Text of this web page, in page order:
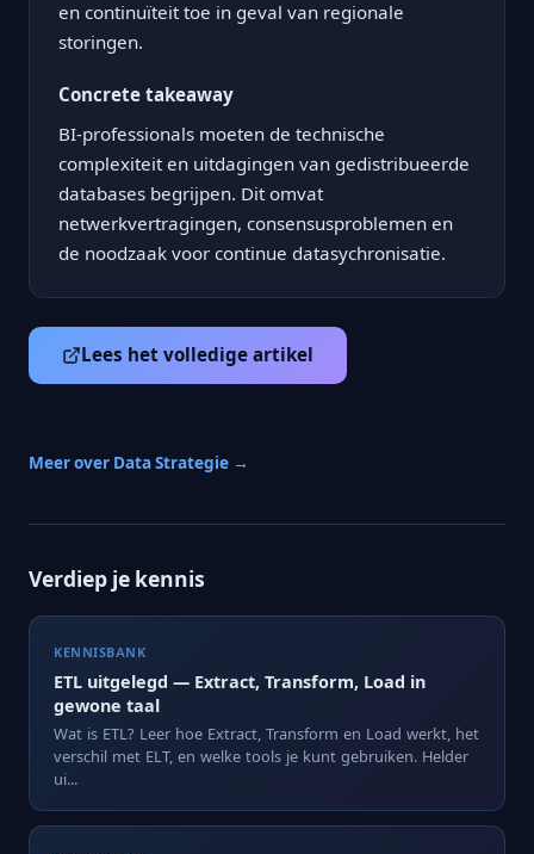
en continuïteit toe in geval van regionale
storingen.
Concrete takeaway
BI-professionals moeten de technische
complexiteit en uitdagingen van gedistribueerde
databases begrijpen. Dit omvat
netwerkvertragingen, consensusproblemen en
de noodzaak voor continue datasychronisatie.
Lees het volledige artikel
Meer over Data Strategie →
Verdiep je kennis
KENNISBANK
ETL uitgelegd — Extract, Transform, Load in
gewone taal
Wat is ETL? Leer hoe Extract, Transform en Load werkt, het
verschil met ELT, en welke tools je kunt gebruiken. Helder
ui...